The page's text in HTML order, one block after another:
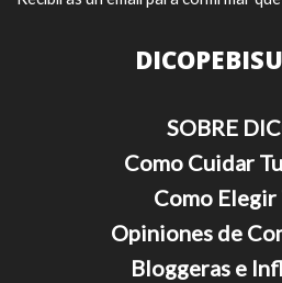
SOBRE
Como Cuidar
Como Elegir
Opiniones de
Bloggeras e